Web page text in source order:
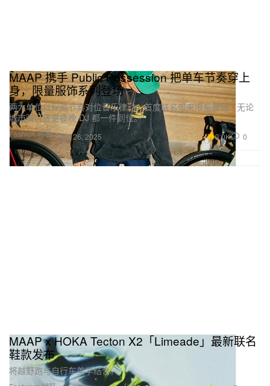
Fashion 时装
MAAP 携手 Public Possession 把单车节奏穿上
身，限量服饰系列登场
两大单位以踩踏节奏对位音乐律动，首度联名带来限量服饰，无论
城市骑行还是夜晚 DJ 都一件到位。
Aug 26, 2025 3.0K 0
MAAP x HOKA Tecton X2「Limeade」最新联名
鞋款发布
将越野跑与自行车美学结合。